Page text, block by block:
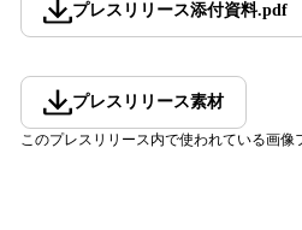
プレスリリース添付資料.pdf
プレスリリース素材
このプレスリリース内で使われている画